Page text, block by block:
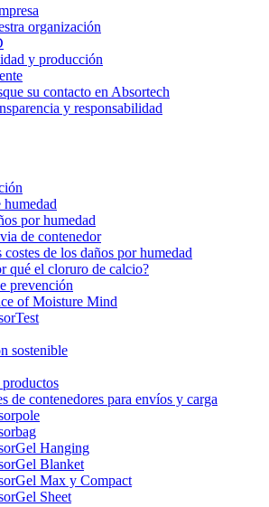
organización
y producción
su contacto en Absortech
y responsabilidad
humedad
por humedad
de contenedor
costes de los daños por humedad
qué el cloruro de calcio?
prevención
of Moisture Mind
sostenible
de contenedores para envíos y carga
Hanging
Blanket
Max y Compact
Sheet